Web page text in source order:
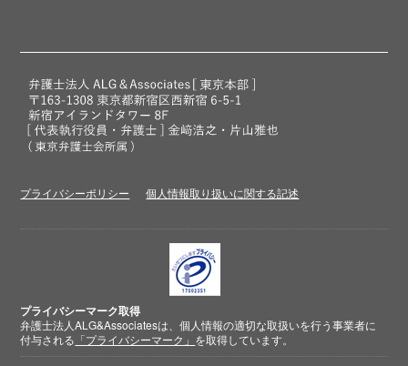
プライバシーポリシー 個人情報取り扱いに関する記述
プライバシーマーク取得
弁護士法人ALG&Associatesは、個人情報の適切な取扱いを行う事業者に
付与される 「プライバシーマーク」 を取得しています。